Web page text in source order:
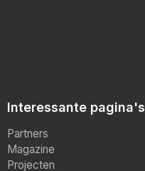
Interessante pagina's
Partners
Magazine
Projecten